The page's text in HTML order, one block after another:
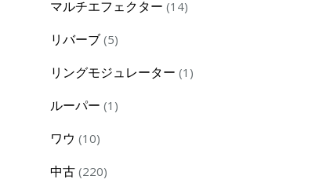
マルチエフェクター 1414
リバーブ 55
リングモジュレーター 1 1
ルーパー 1 1
ワウ 1010
中古 220220